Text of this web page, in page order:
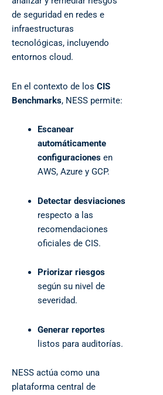
de seguridad en redes e
infraestructuras
tecnológicas, incluyendo
entornos cloud.
En el contexto de los CIS
Benchmarks, NESS permite:
Escanear
automáticamente
configuracionesen
AWS, Azure y GCP.
Detectar desviaciones
respecto a las
recomendaciones
oficiales de CIS.
Priorizar riesgos
según su nivel de
severidad.
Generar reportes
listos para auditorías.
NESS actúa como una
plataforma central de